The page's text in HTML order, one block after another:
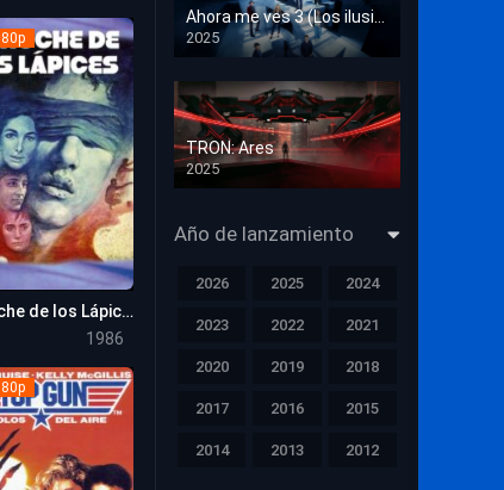
La Noche de los Lápices
1986
Fantasía
Guerra
Historia
Misterio
Principal
2025
HD 1080p
TRON: Ares
2025
HD 1080p
Año de lanzamiento
2026 2025 2024
2023 2022 2021
2020 2019 2018
2017 2016 2015
2014 2013 2012